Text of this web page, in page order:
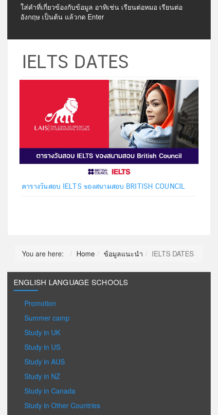
ใส่คำที่เกี่ยวข้องกับข้อมูล อาทิเช่น เรียนต่อหมอ เรียนต่อ
อังกฤษ เป็นต้น แล้วกด Enter
IELTS DATES
ตารางวันสอบ IELTS ของสนามสอบ BRITISH COUNCIL
You are here: Home ข้อมูลแนะนำ IELTS DATES
ENGLISH LANGUAGE SCHOOLS
Promotion
Summer camp
Study in UK
Study in US
Study in AUS
Study in NZ
Study in Canada
Study in Other Countries